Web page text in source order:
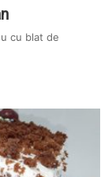
cu blat de